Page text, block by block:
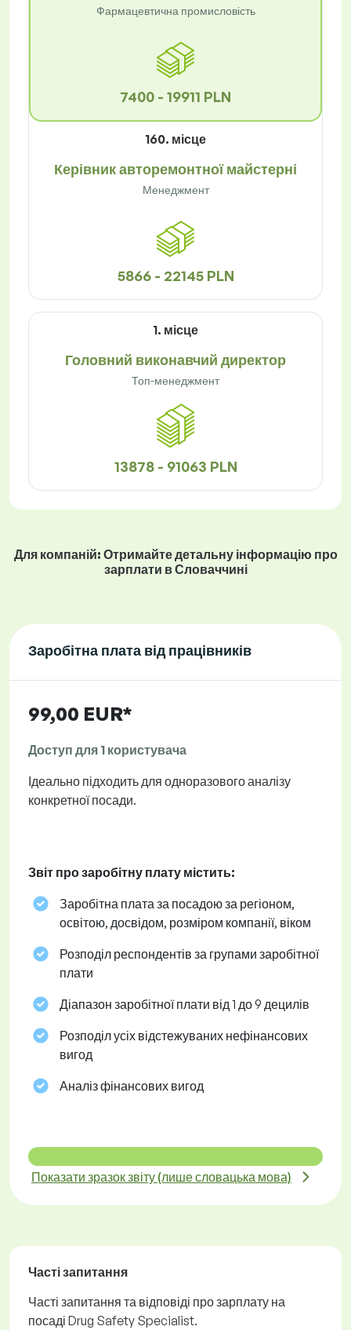
Фармацевтична промисловість
7400 - 19911 PLN
160. місце
Керівник авторемонтної майстерні
Менеджмент
5866 - 22145 PLN
1. місце
Головний виконавчий директор
Топ-менеджмент
13878 - 91063 PLN
Для компаній: Отримайте детальну інформацію про
зарплати в Словаччині
Заробітна плата від працівників
99,00 EUR*
Доступ для 1 користувача
Ідеально підходить для одноразового аналізу
конкретної посади.
Звіт про заробітну плату містить:
Заробітна плата за посадою за регіоном,
освітою, досвідом, розміром компанії, віком
Розподіл респондентів за групами заробітної
плати
Діапазон заробітної плати від 1 до 9 децилів
Розподіл усіх відстежуваних нефінансових
вигод
Аналіз фінансових вигод
Показати зразок звіту (лише словацька мова)
Часті запитання
Часті запитання та відповіді про зарплату на
посаді Drug Safety Specialist.